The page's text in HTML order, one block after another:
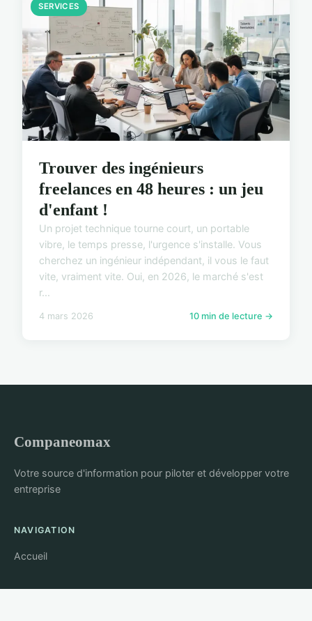
SERVICES
Trouver des ingénieurs
freelances en 48 heures : un jeu
d'enfant !
Un projet technique tourne court, un portable
vibre, le temps presse, l'urgence s'installe. Vous
cherchez un ingénieur indépendant, il vous le faut
vite, vraiment vite. Oui, en 2026, le marché s'est
r...
4 mars 2026 10 min de lecture →
Companeomax
Votre source d'information pour piloter et développer votre
entreprise
NAVIGATION
Accueil